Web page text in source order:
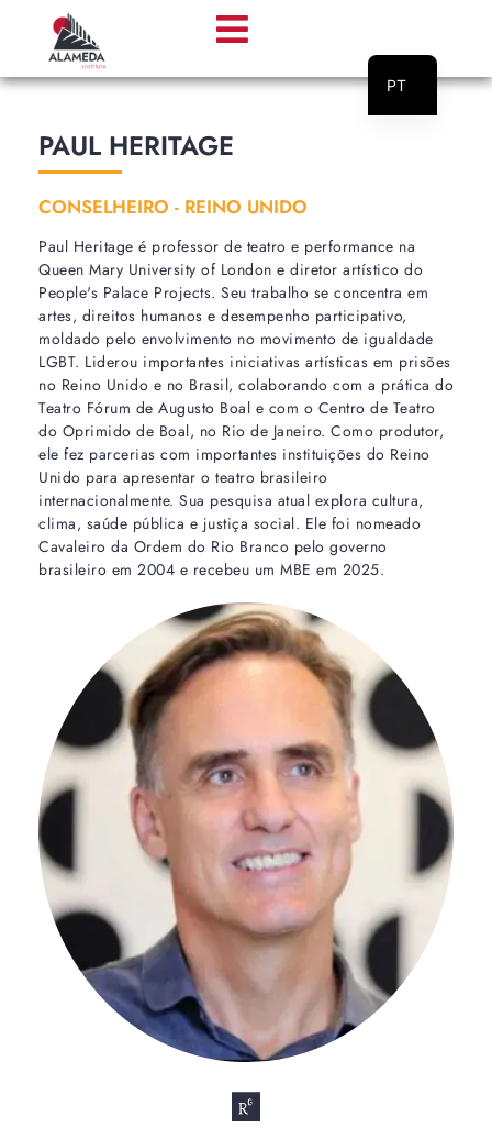
PAUL HERITAGE
CONSELHEIRO - REINO UNIDO
Paul Heritage é professor de teatro e performance na
Queen Mary University of London e diretor artístico do
People's Palace Projects. Seu trabalho se concentra em
artes, direitos humanos e desempenho participativo,
moldado pelo envolvimento no movimento de igualdade
LGBT. Liderou importantes iniciativas artísticas em prisões
no Reino Unido e no Brasil, colaborando com a prática do
Teatro Fórum de Augusto Boal e com o Centro de Teatro
do Oprimido de Boal, no Rio de Janeiro. Como produtor,
ele fez parcerias com importantes instituições do Reino
Unido para apresentar o teatro brasileiro
internacionalmente. Sua pesquisa atual explora cultura,
clima, saúde pública e justiça social. Ele foi nomeado
Cavaleiro da Ordem do Rio Branco pelo governo
brasileiro em 2004 e recebeu um MBE em 2025.
PT
EN